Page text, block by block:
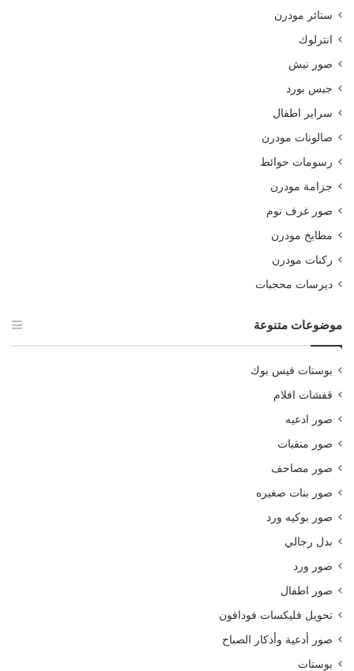
ستائر مودرن
انترلوك
صور نيش
جبس بورد
سراير اطفال
صالونات مودرن
رسومات حوائط
جزامة مودرن
صور غرف نوم
مطابخ مودرن
ركنات مودرن
ديرسات محجبات
موضوعات متنوعة
بوستات فيس بوك
قفشات افلام
صور ادعيه
صور منقبات
صور مصاحف
صور بنات صغيره
صور بوكيه ورد
بدل رجالي
صور ورد
صور اطفال
تحويل فليكسات فودافون
صور أدعية وأذكار الصباح
بوستات